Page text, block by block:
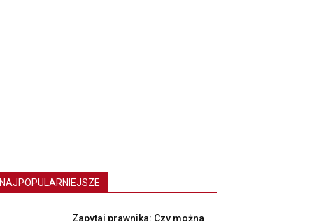
NAJPOPULARNIEJSZE
Zapytaj prawnika: Czy można